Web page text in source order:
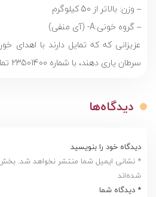
– وزن: بالاتر از 50 کیلوگرم
– گروه خونی:‌A- (آی منفی)
عزیزانی که که تمایل دارند با اهدای
سرطان یاری دهند، با شماره 23501400 تماس حاصل نمایند.
دیدگاه‌ها
دیدگاه خود را بنویسید
* نشانی ایمیل شما منتشر نخواهد شد.
شده‌اند
* دیدگاه شما